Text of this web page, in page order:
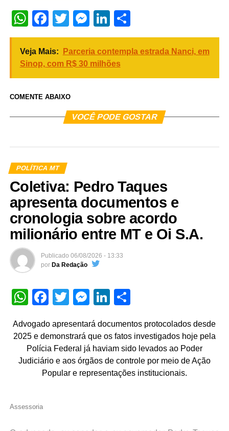
WhatsApp
Facebook
TwitterMessenger
LinkedIn
Veja Mais:
Parceria contempla estrada Nanci, em
Sinop, com R$ 30 milhões
COMENTE ABAIXO
VOCÊ PODE GOSTAR
POLÍTICA MT
Coletiva: Pedro Taques
apresenta documentos e
cronologia sobre acordo
milionário entre MT e Oi S.A.
Publicado 06/08/2026 - 13:33
por Da Redação
WhatsApp
Facebook
TwitterMessenger
LinkedIn
Advogado apresentará documentos protocolados desde
2025 e demonstrará que os fatos investigados hoje pela
Polícia Federal já haviam sido levados ao Poder
Judiciário e aos órgãos de controle por meio de Ação
Popular e representações institucionais.
Assessoria